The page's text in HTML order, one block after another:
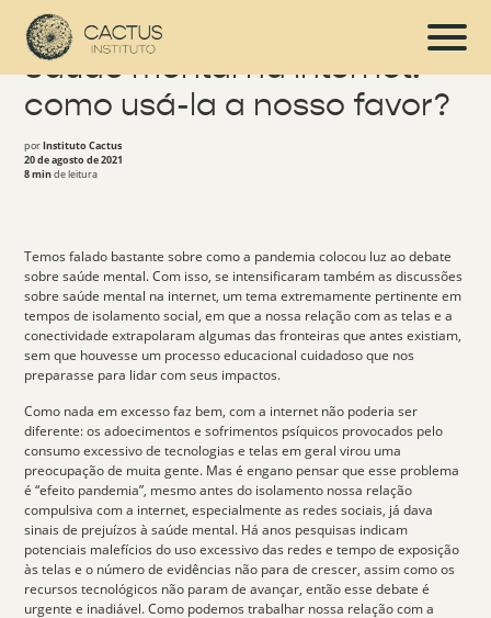
Saúde mental na internet:
como usá-la a nosso favor?
porInstituto Cactus
20 de agosto de 2021
8 minde leitura
Temos falado bastante sobre como a pandemia colocou luz ao debate
sobre saúde mental. Com isso, se intensificaram também as discussões
sobresaúde mental na internet, um tema extremamente pertinente em
tempos de isolamento social, em que a nossa relação com as telas e a
conectividade extrapolaram algumas das fronteiras que antes existiam,
sem que houvesse um processo educacional cuidadoso que nos
preparasse para lidar com seus impactos.
Como nada em excesso faz bem, com a internet não poderia ser
diferente: osadoecimentos e sofrimentos psíquicos provocados pelo
consumo excessivo de tecnologias e telas em geral virou uma
preocupação de muita gente. Mas é engano pensar que esse problema
é “efeito pandemia”, mesmo antes do isolamento nossa relação
compulsiva com a internet , especialmente as redes sociais, já dava
sinais de prejuízos à saúde mental. Há anos pesquisas indicam
potenciais malefícios do uso excessivo das redes e tempo de exposição
às telas e o número de evidências não para de crescer, assim como os
recursos tecnológicos não param de avançar, então esse debate é
urgente e inadiável. Como podemos trabalhar nossa relação com a